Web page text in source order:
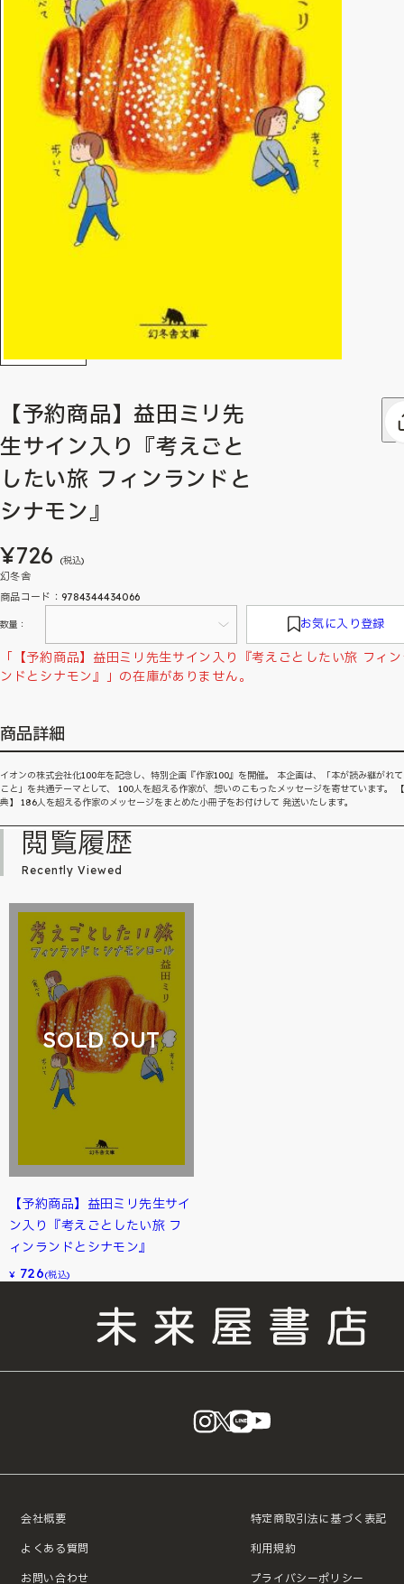
【予約商品】益田ミリ先
生サイン入り『考えごと
したい旅 フィンランドと
シナモン』
¥726 (税込)
幻冬舎
商品コード：9784344434066
数量： お気に入り登録
「【予約商品】益田ミリ先生サイン入り『考えごとしたい旅 フィ
ンドとシナモン』」の在庫がありません。
商品詳細
イオンの株式会社化100年を記念し、特別企画『作家100』を開催。 本企画は、「本が読み継がれ
こと」を共通テーマとして、 100人を超える作家が、想いのこもったメッセージを寄せています。
典】 186人を超える作家のメッセージをまとめた小冊子をお付けして 発送いたします。
閲覧履歴
Recently Viewed
SOLD OUT
【予約商品】益田ミリ先生サイ
ン入り『考えごとしたい旅 フ
ィンランドとシナモン』
¥ 726(税込)
instagram
X LINE
会社概要
よくある質問
お問い合わせ
特定商取引法に基づく表記
利用規約
プライバシーポリシー